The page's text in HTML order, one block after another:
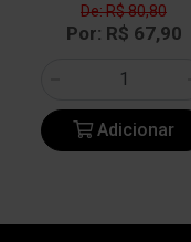
De: R$ 80,80
Por: R$ 67,90
Adicionar